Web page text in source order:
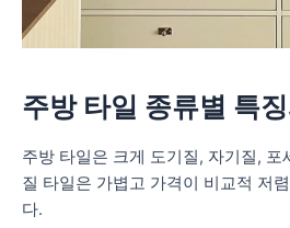
주방 타일 종류별 특
주방 타일은 크게 도기질, 자기질, 포
질 타일은 가볍고 가격이 비교적 저
다.